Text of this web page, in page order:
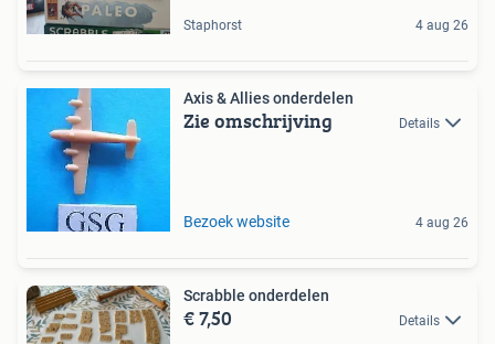
Staphorst 4 aug 26
Axis & Allies onderdelen
Zie omschrijving Details
Bezoek website 4 aug 26
Scrabble onderdelen
€ 7,50 Details